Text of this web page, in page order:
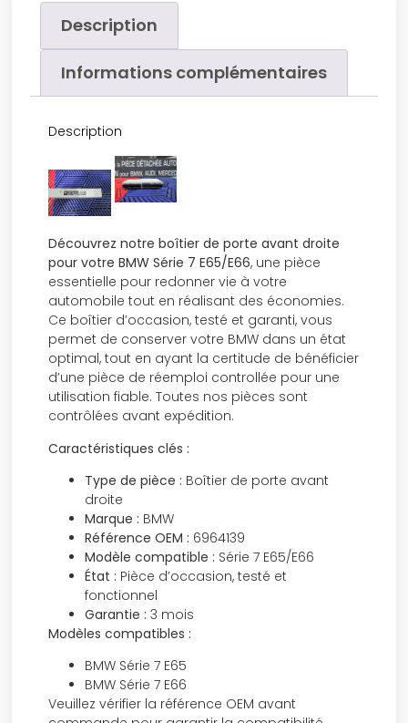
Description
Informations complémentaires
Description
Découvrez notre boîtier de porte avant droite
pour votre BMW Série 7 E65/E66, une pièce
essentielle pour redonner vie à votre
automobile tout en réalisant des économies.
Ce boîtier d’occasion, testé et garanti, vous
permet de conserver votre BMW dans un état
optimal, tout en ayant la certitude de bénéficier
d’une pièce de réemploi controllée pour une
utilisation fiable. Toutes nos pièces sont
contrôlées avant expédition.
Caractéristiques clés :
Type de pièce : Boîtier de porte avant
droite
Marque : BMW
Référence OEM : 6964139
Modèle compatible : Série 7 E65/E66
État : Pièce d’occasion, testé et
fonctionnel
Garantie : 3 mois
Modèles compatibles :
BMW Série 7 E65
BMW Série 7 E66
Veuillez vérifier la référence OEM avant